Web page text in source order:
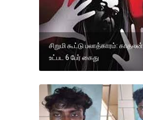
சிறுமி கூட்டு பலாத்காரம்: காதலன்
உட்பட 6 பேர் கைது